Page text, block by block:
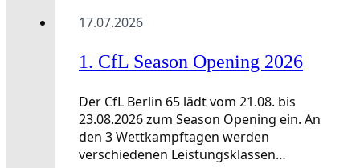
17.07.2026
1. CfL Season Opening 2026
Der CfL Berlin 65 lädt vom 21.08. bis
23.08.2026 zum Season Opening ein. An
den 3 Wettkampftagen werden
verschiedenen Leistungsklassen…